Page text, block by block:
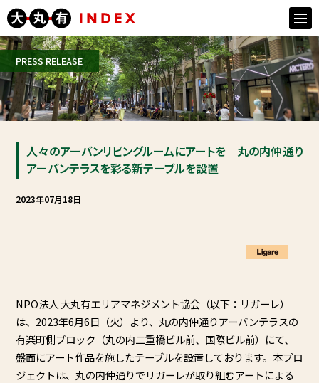
PRESS RELEASE
人々のアーバンリビングルームにアートを 丸の内仲通り
アーバンテラスを彩る新テーブルを設置
2023年07月18日
NPO法人 大丸有エリアマネジメント協会（以下：リガーレ）
は、2023年6月6日（火）より、丸の内仲通りアーバンテラスの
有楽町側ブロック（丸の内二重橋ビル前、国際ビル前）にて、
盤面にアート作品を施したテーブルを設置しております。本プロ
ジェクトは、丸の内仲通りでリガーレが取り組むアートによる